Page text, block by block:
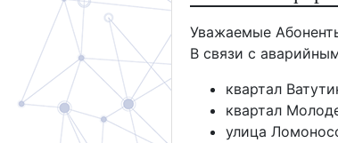
Уважаемые
В связи с
квартал
квартал
улица